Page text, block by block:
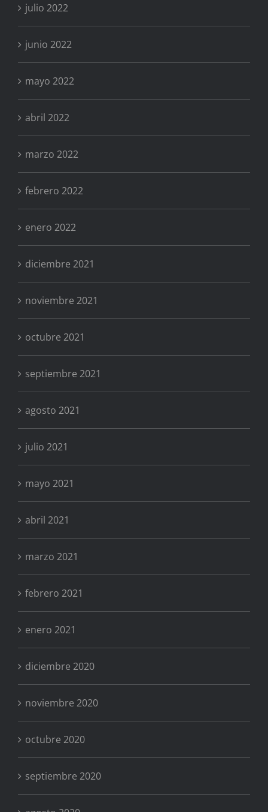
julio 2022
junio 2022
mayo 2022
abril 2022
marzo 2022
febrero 2022
enero 2022
diciembre 2021
noviembre 2021
octubre 2021
septiembre 2021
agosto 2021
julio 2021
mayo 2021
abril 2021
marzo 2021
febrero 2021
enero 2021
diciembre 2020
noviembre 2020
octubre 2020
septiembre 2020